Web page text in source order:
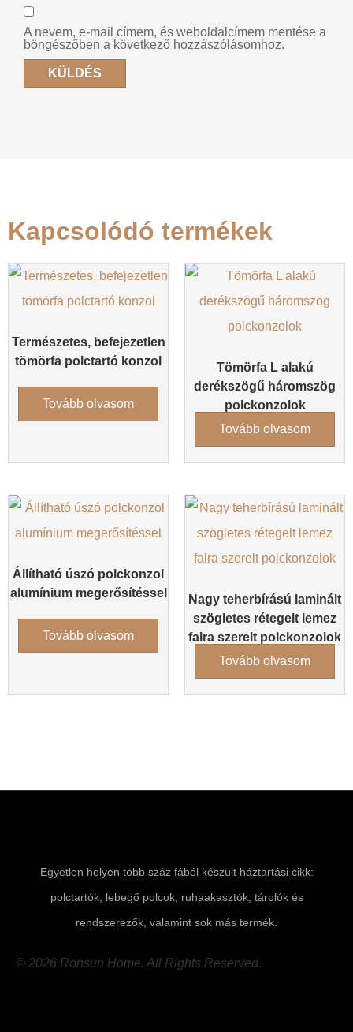
A nevem, e-mail címem, és weboldalcímem mentése a
böngészőben a következő hozzászólásomhoz.
Kapcsolódó termékek
Természetes, befejezetlen
tömörfa polctartó konzol
Tovább olvasom
Tömörfa L alakú
derékszögű háromszög
polckonzolok
Tovább olvasom
Állítható úszó polckonzol
alumínium megerősítéssel
Tovább olvasom
Nagy teherbírású laminált
szögletes rétegelt lemez
falra szerelt polckonzolok
Tovább olvasom
Egyetlen helyen több száz fából készült háztartási cikk:
polctartók, lebegő polcok, ruhaakasztók, tárolók és
rendszerezők, valamint sok más termék.
© 2026 Ronsun Home. All Rights Reserved.